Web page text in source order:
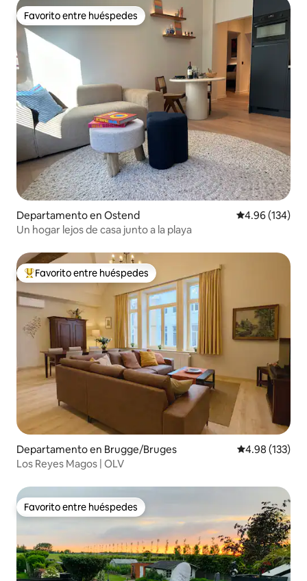
Favorito entre huéspedes
Favorito entre huéspedes
Departamento en Ostend Calificación
4.96 (134)
Un hogar lejos de casa junto a la playa
De los mejores en Favorito entre huéspedes
Favorito entre huéspedes
Departamento en Brugge/Bruges Calificación
4.98 (133)
Los Reyes Magos | OLV
Favorito entre huéspedes
Favorito entre huéspedes